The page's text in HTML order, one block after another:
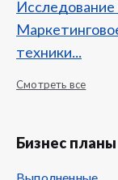
техники...
Смотреть все
Бизнес планы